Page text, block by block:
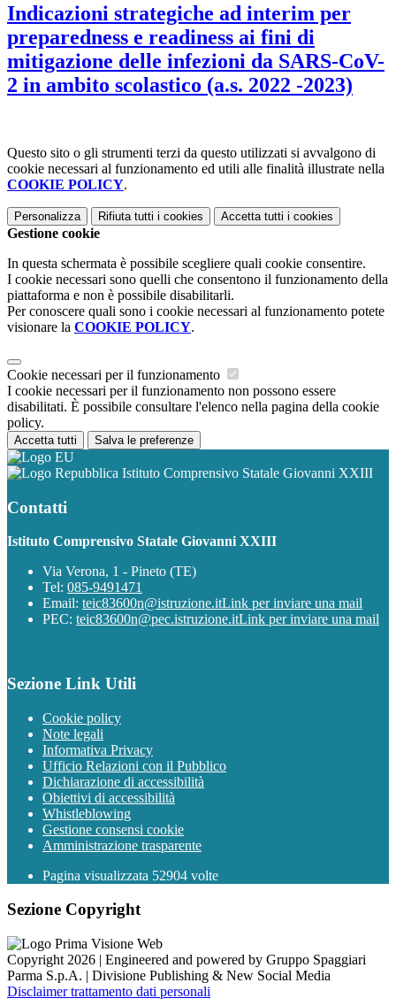
Indicazioni strategiche ad interim per
preparedness e readiness ai fini di
mitigazione delle infezioni da SARS-CoV-
2 in ambito scolastico (a.s. 2022 -2023)
Questo sito o gli strumenti terzi da questo utilizzati si avvalgono di
cookie necessari al funzionamento ed utili alle finalità illustrate nella
COOKIE POLICY.
Personalizza Rifiuta tutti i cookies Accetta tutti i cookies
Gestione cookie
In questa schermata è possibile scegliere quali cookie consentire.
I cookie necessari sono quelli che consentono il funzionamento della
piattaforma e non è possibile disabilitarli.
Per conoscere quali sono i cookie necessari al funzionamento potete
visionare la COOKIE POLICY.
Cookie necessari per il funzionamento
I cookie necessari per il funzionamento non possono essere
disabilitati. È possibile consultare l'elenco nella pagina della cookie
policy.
Accetta tutti Salva le preferenze
Istituto Comprensivo Statale Giovanni XXIII
Contatti
Istituto Comprensivo Statale Giovanni XXIII
Via Verona, 1 - Pineto (TE)
Tel: 085-9491471
Email: teic83600n@istruzione.itLink per inviare una mail
PEC: teic83600n@pec.istruzione.itLink per inviare una mail
Sezione Link Utili
Cookie policy
Note legali
Informativa Privacy
Ufficio Relazioni con il Pubblico
Dichiarazione di accessibilità
Obiettivi di accessibilità
Whistleblowing
Gestione consensi cookie
Amministrazione trasparente
Pagina visualizzata 52904 volte
Sezione Copyright
Copyright 2026 | Engineered and powered by Gruppo Spaggiari
Parma S.p.A. | Divisione Publishing & New Social Media
Disclaimer trattamento dati personali